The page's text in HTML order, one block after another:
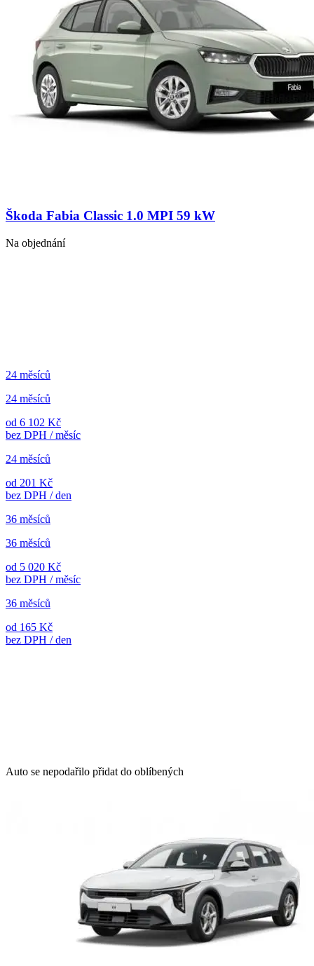
Škoda Fabia Classic 1.0 MPI 59 kW
Na objednání
24 měsíců
24 měsíců
od 6 102 Kč
bez DPH / měsíc
24 měsíců
od 201 Kč
bez DPH / den
36 měsíců
36 měsíců
od 5 020 Kč
bez DPH / měsíc
36 měsíců
od 165 Kč
bez DPH / den
Auto se nepodařilo přidat do oblíbených